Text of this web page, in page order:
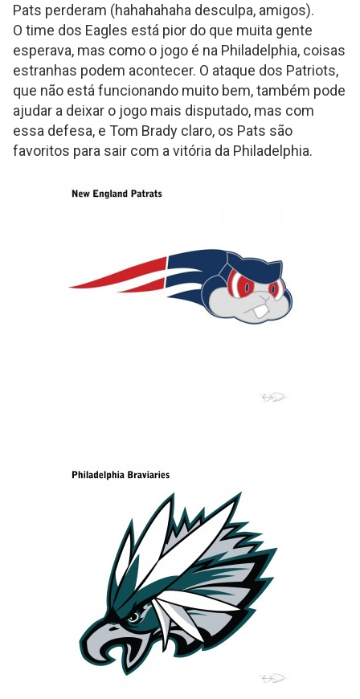
Pats perderam (hahahahaha desculpa, amigos).
O time dos Eagles está pior do que muita gente
esperava, mas como o jogo é na Philadelphia, coisas
estranhas podem acontecer. O ataque dos Patriots,
que não está funcionando muito bem, também pode
ajudar a deixar o jogo mais disputado, mas com
essa defesa, e Tom Brady claro, os Pats são
favoritos para sair com a vitória da Philadelphia.